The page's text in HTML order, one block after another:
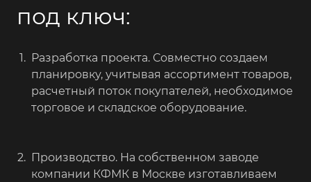
под ключ:
Разработка проекта. Совместно создаем
планировку, учитывая ассортимент товаров,
расчетный поток покупателей, необходимое
торговое и складское оборудование.
Производство. На собственном заводе
компании КФМК в Москве изготавливаем